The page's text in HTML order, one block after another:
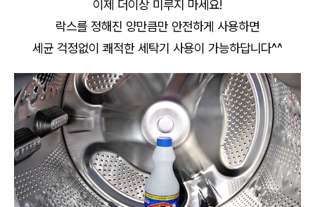
이제 더이상 미루지 마세요!
락스를 정해진 양만큼만 안전하게 사용하면
세균 걱정없이 쾌적한 세탁기 사용이 가능하답니다^^